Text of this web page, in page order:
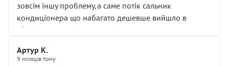
зовсім іншу проблему,а саме потік сальник
кондиціонера що набагато дешевше вийшло в
підсумку.
Артур К.
9 місяців тому